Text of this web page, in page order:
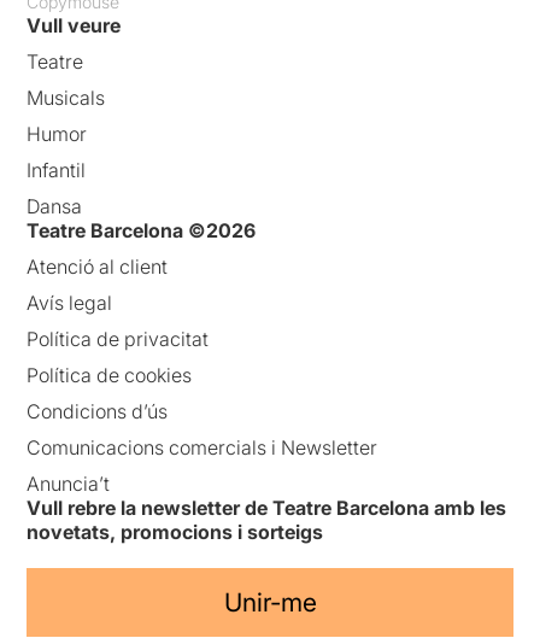
Vull veure
Teatre
Musicals
Humor
Infantil
Dansa
Teatre Barcelona ©2026
Atenció al client
Avís legal
Política de privacitat
Política de cookies
Condicions d’ús
Comunicacions comercials i Newsletter
Anuncia’t
Vull rebre la newsletter de Teatre Barcelona amb les
novetats, promocions i sorteigs
Unir-me